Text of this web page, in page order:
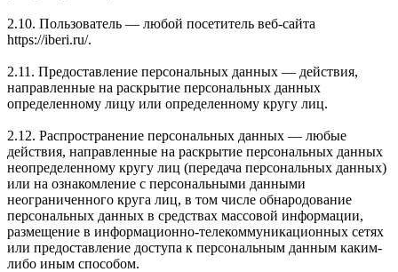
2.10. Пользователь — любой посетитель веб-сайта
https://iberi.ru/.
2.11. Предоставление персональных данных — действия,
направленные на раскрытие персональных данных
определенному лицу или определенному кругу лиц.
2.12. Распространение персональных данных — любые
действия, направленные на раскрытие персональных данных
неопределенному кругу лиц (передача персональных данных)
или на ознакомление с персональными данными
неограниченного круга лиц, в том числе обнародование
персональных данных в средствах массовой информации,
размещение в информационно-телекоммуникационных сетях
или предоставление доступа к персональным данным каким-
либо иным способом.